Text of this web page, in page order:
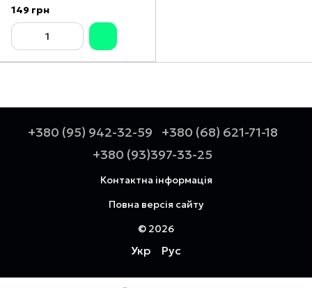
149 грн
+380 (95) 942-32-59
+380 (68) 621-71-18
+380 (93)397-33-25
Контактна інформація
Повна версія сайту
© 2026
Укр Рус